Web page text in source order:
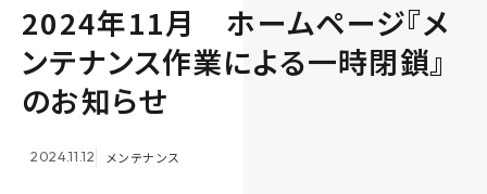
2024年11月 ホームページ『メ
ンテナンス作業による一時閉鎖』
のお知らせ
2024.11.12 メンテナンス